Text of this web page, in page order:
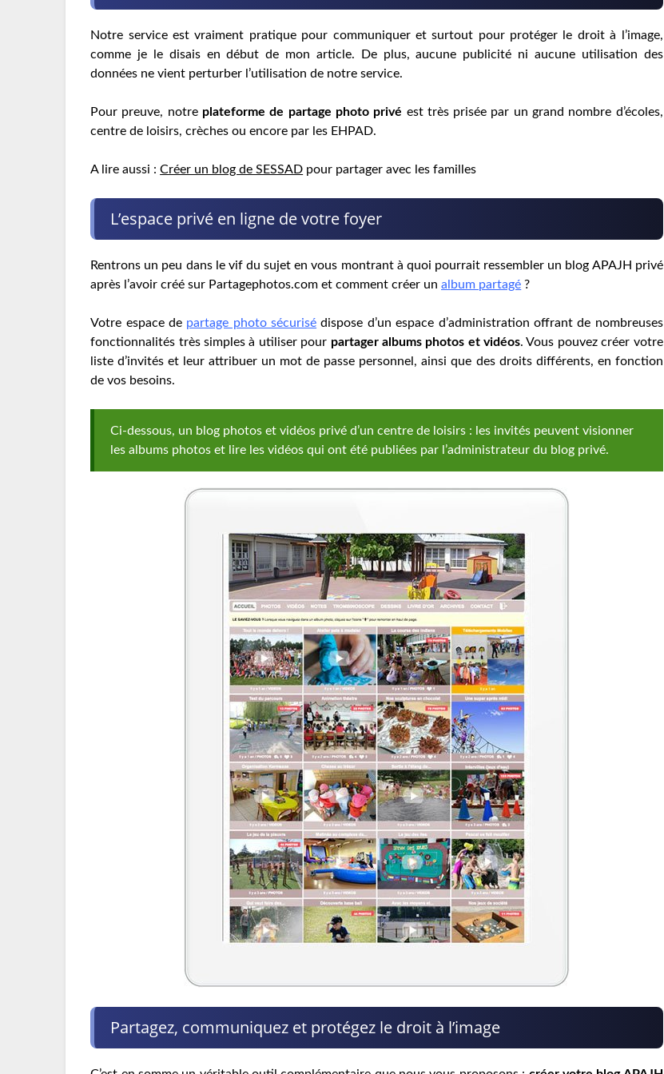
Notre service est vraiment pratique pour communiquer et surtout pour protéger le droit à l’image,
comme je le disais en début de mon article. De plus, aucune publicité ni aucune utilisation des
données ne vient perturber l’utilisation de notre service.
Pour preuve, notre plateforme de partage photo privé est très prisée par un grand nombre d’écoles,
centre de loisirs, crèches ou encore par les EHPAD.
A lire aussi :Créer un blog de SESSAD pour partager avec les familles
L’espace privé en ligne de votre foyer
Rentrons un peu dans le vif du sujet en vous montrant à quoi pourrait ressembler un blog APAJH privé
après l’avoir créé sur Partagephotos.com et comment créer unalbum partagé ?
Votre espace de partage photo sécurisé dispose d’un espace d’administration offrant de nombreuses
fonctionnalités très simples à utiliser pour partager albums photos et vidéos. Vous pouvez créer votre
liste d’invités et leur attribuer un mot de passe personnel, ainsi que des droits différents, en fonction
de vos besoins.
Ci-dessous, un blog photos et vidéos privé d’un centre de loisirs : les invités peuvent visionner
les albums photos et lire les vidéos qui ont été publiées par l’administrateur du blog privé.
Partagez, communiquez et protégez le droit à l’image